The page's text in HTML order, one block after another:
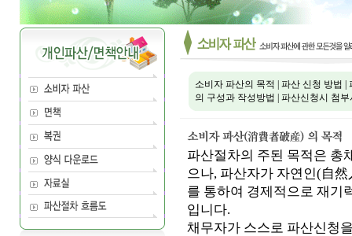
소비자 파산의 목적 파산 신청 방법
의 구성과 작성방법
파산신청시 첨부
파산절차의 주된 목적은 총
으나, 파산자가 자연인(自
를 통하여 경제적으로 재기
입니다.
채무자가 스스로 파산신청